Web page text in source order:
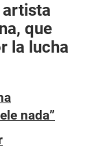
artista
que
la lucha
nada”